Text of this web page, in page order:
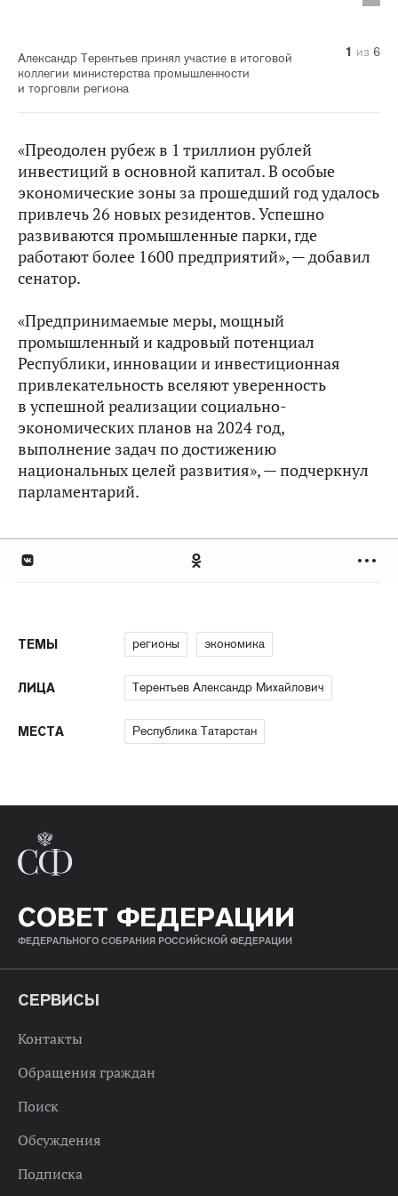
Александр Терентьев принял участие в итоговой
коллегии министерства промышленности
и торговли региона
1 из 6
2 из 6
3 из 6
4 из 6
5 из 6
6 из 6
«Преодолен рубеж в 1 триллион рублей
инвестиций в основной капитал. В особые
экономические зоны за прошедший год удалось
привлечь 26 новых резидентов. Успешно
развиваются промышленные парки, где
работают более 1600 предприятий», — добавил
сенатор.
«Предпринимаемые меры, мощный
промышленный и кадровый потенциал
Республики, инновации и инвестиционная
привлекательность вселяют уверенность
в успешной реализации социально-
экономических планов на 2024 год,
выполнение задач по достижению
национальных целей развития», — подчеркнул
парламентарий.
ТЕМЫ регионы экономика
ЛИЦА Терентьев Александр Михайлович
МЕСТА Республика Татарстан
СОВЕТ ФЕДЕРАЦИИ
ФЕДЕРАЛЬНОГО СОБРАНИЯ РОССИЙСКОЙ ФЕДЕРАЦИИ
СЕРВИСЫ
Контакты
Обращения граждан
Поиск
Обсуждения
Подписка